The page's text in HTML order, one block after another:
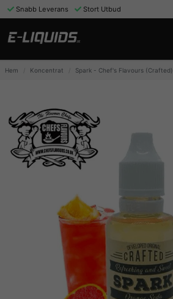
Snabb Leverans Stort Utbud
Hem Koncentrat Spark - Chef's Flavours (Crafted)